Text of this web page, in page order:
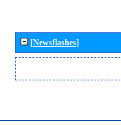
[Newsflashes]